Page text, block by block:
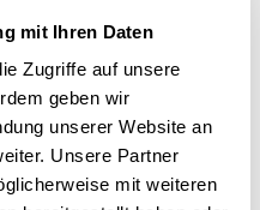
mit Ihren Daten
Zugriffe auf unsere
geben wir
unserer Website an
Unsere Partner
mit weiteren